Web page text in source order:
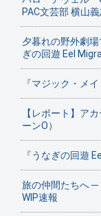
PAC文芸部 横山義
夕暮れの野外劇
ぎの回遊 Eel
『マジック・メ
【レポート】ア
ーンO）
『うなぎの回遊
旅の仲間たちへ ─
WIP速報